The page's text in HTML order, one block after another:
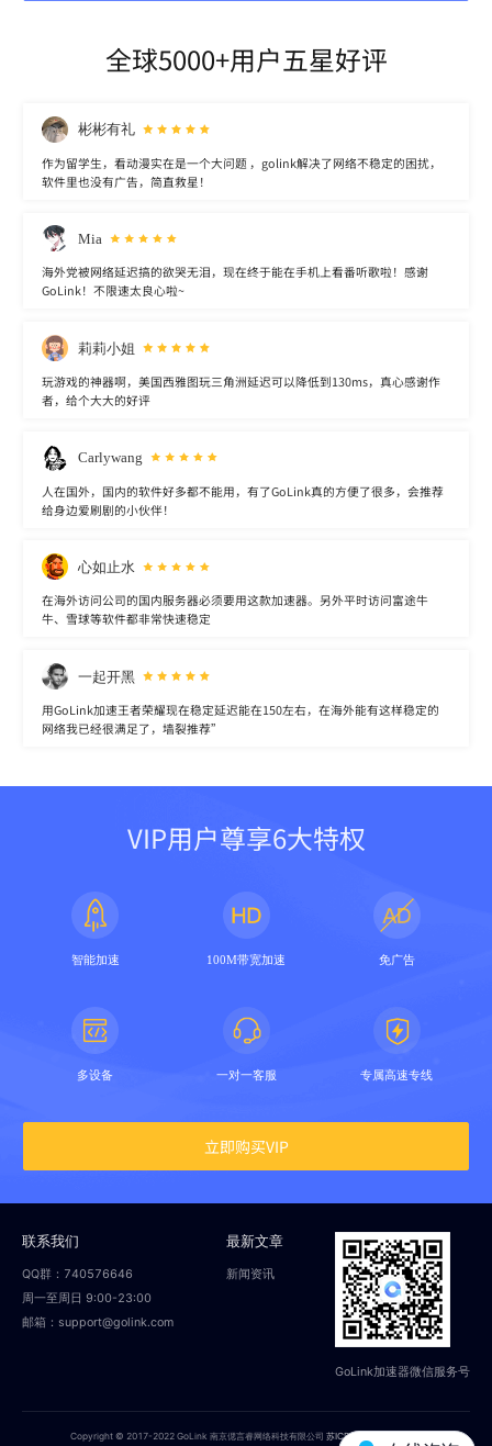
全球5000+用户五星好评
彬彬有礼
作为留学生，看动漫实在是一个大问题 ，golink解决了网络不稳定的困扰，
软件里也没有广告，简直救星！
Mia
海外党被网络延迟搞的欲哭无泪，现在终于能在手机上看番听歌啦！感谢
GoLink！不限速太良心啦~
莉莉小姐
玩游戏的神器啊，美国西雅图玩三角洲延迟可以降低到130ms，真心感谢作
者，给个大大的好评
Carlywang
人在国外，国内的软件好多都不能用，有了GoLink真的方便了很多，会推荐
给身边爱刷剧的小伙伴！
心如止水
在海外访问公司的国内服务器必须要用这款加速器。另外平时访问富途牛
牛、雪球等软件都非常快速稳定
一起开黑
用GoLink加速王者荣耀现在稳定延迟能在150左右，在海外能有这样稳定的
网络我已经很满足了，墙裂推荐”
VIP用户尊享6大特权
智能加速 100M带宽加速 免广告
多设备 一对一客服 专属高速专线
立即购买VIP
联系我们
QQ群：740576646
周一至周日 9:00-23:00
邮箱：support@golink.com
最新文章
新闻资讯
GoLink加速器微信服务号
Copyright © 2017-2022 GoLink 南京偲言睿网络科技有限公司苏ICP备18014251号-2